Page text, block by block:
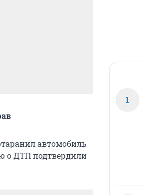
автомобиль
о ДТП подтвердили
1